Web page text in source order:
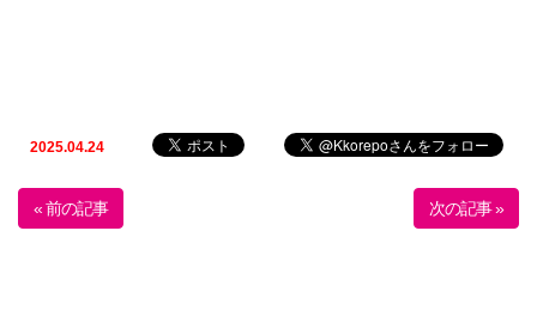
2025.04.24
« 前の記事 次の記事 »